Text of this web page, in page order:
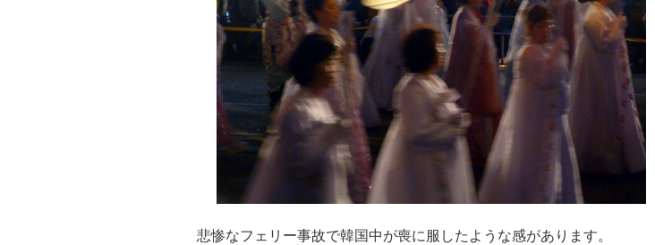
悲惨なフェリー事故で韓国中が喪に服したような感があります。